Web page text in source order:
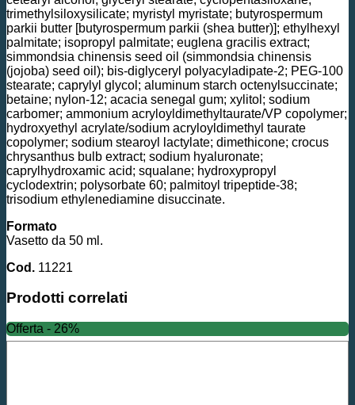
trimethylsiloxysilicate; myristyl myristate; butyrospermum
parkii butter [butyrospermum parkii (shea butter)]; ethylhexyl
palmitate; isopropyl palmitate; euglena gracilis extract;
simmondsia chinensis seed oil (simmondsia chinensis
(jojoba) seed oil); bis-diglyceryl polyacyladipate-2; PEG-100
stearate; caprylyl glycol; aluminum starch octenylsuccinate;
betaine; nylon-12; acacia senegal gum; xylitol; sodium
carbomer; ammonium acryloyldimethyltaurate/VP copolymer;
hydroxyethyl acrylate/sodium acryloyldimethyl taurate
copolymer; sodium stearoyl lactylate; dimethicone; crocus
chrysanthus bulb extract; sodium hyaluronate;
caprylhydroxamic acid; squalane; hydroxypropyl
cyclodextrin; polysorbate 60; palmitoyl tripeptide-38;
trisodium ethylenediamine disuccinate.
Formato
Vasetto da 50 ml.
Cod. 11221
Prodotti correlati
Offerta - 26%